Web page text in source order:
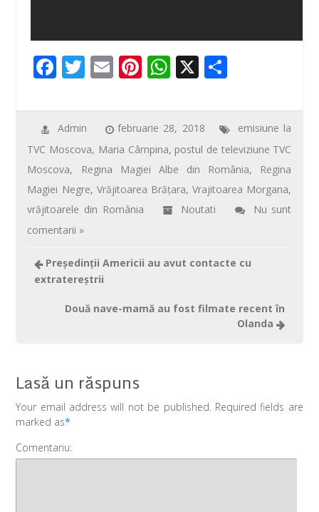
F
e
b
o
o
k
T
tt
er
E
ail
Pi
er
e
st
W
at
s
A
p
p
X
ta
je
az
ă
Admin februarie 28, 2018
emisiune la
TVC Moscova, Maria Câmpina, postul de televiziune TVC
Moscova, Regina Magiei Albe din România, Regina
Magiei Negre, Vrăjitoarea Brăţara,Vrajitoarea Morgana,
vrăjitoarele din România
Noutati
Nu sunt
comentarii »
Preşedinţii Americii au avut contacte cu
extratereştrii
Două nave-mamă au fost filmate recent în
Olanda
Lasă un răspuns
Your email address will not be published. Required fields are
marked as*
Comentariu: